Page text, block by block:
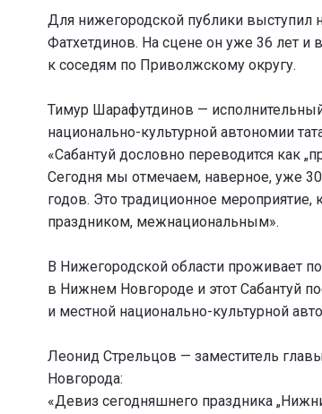
Для нижегородской публики выступил
Фатхетдинов. На сцене он уже 36 лет и
к соседям по Приволжскому округу.
Тимур Шарафутдинов —
национально-культурной автономии
«Сабантуй дословно переводится как
Сегодня мы отмечаем, наверное, уже
годов. Это традиционное
праздником, межнациональным».
В Нижегородской области проживает
в Нижнем Новгороде и этот Сабантуй
и местной национально-культурной
Леонид Стрельцов — заместитель
Новгорода:
«Девиз сегодняшнего праздника